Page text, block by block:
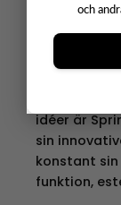
och
med det
originella,
ditt
idéer är
sin
konstant
funktion,